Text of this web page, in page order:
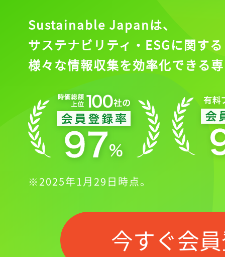
Sustainable Japanは、
サステナビリティ・ESGに関する
様々な情報収集を効率化できる
※2025年1月29日時点。
今すぐ会